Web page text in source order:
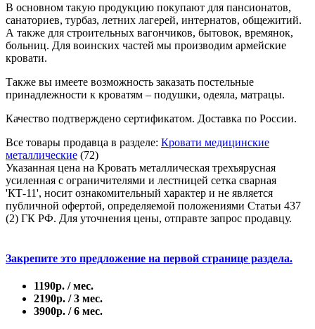
В основном такую продукцию покупают для пансионатов,
санаториев, турбаз, летних лагерей, интернатов, общежитий.
А также для строительных вагончиков, бытовок, времянок,
больниц. Для воинских частей мы производим армейские
кровати.
Также вы имеете возможность заказать постельные
принадлежности к кроватям – подушки, одеяла, матрацы.
Качество подтверждено сертификатом. Доставка по России.
Все товары продавца в разделе: Кровати медицинские
металлические (72)
Указанная цена на Кровать металлическая трехъярусная
усиленная с ограничителями и лестницей сетка сварная
'КТ-11', носит ознакомительный характер и не является
публичной офертой, определяемой положениями Статьи 437
(2) ГК РФ. Для уточнения цены, отправте запрос продавцу.
Закрепите это предложение на первой странице раздела.
1190р. / мес.
2190р. / 3 мес.
3900р. / 6 мес.